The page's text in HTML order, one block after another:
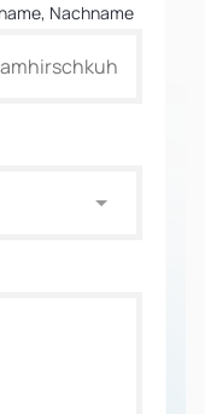
Nachname